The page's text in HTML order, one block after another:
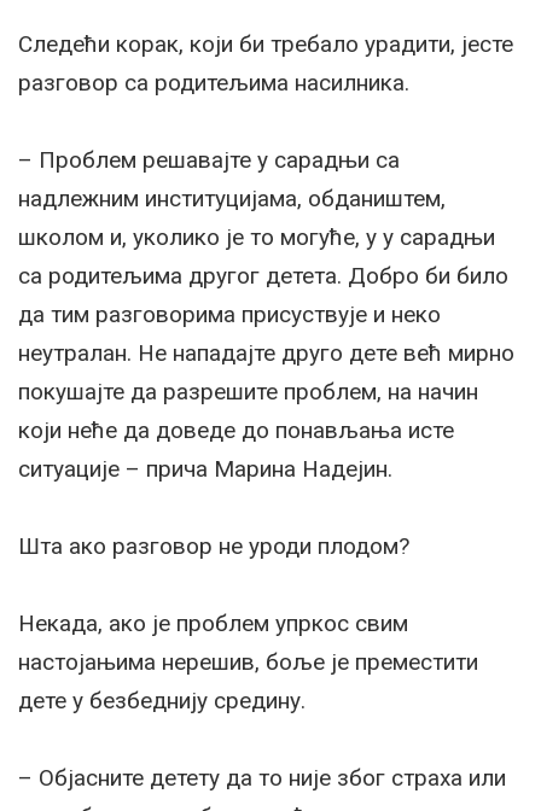
Следећи корак, који би требало урадити, јесте
разговор са родитељима насилника.
– Проблем решавајте у сарадњи са
надлежним институцијама, обдаништем,
школом и, уколико је то могуће, у у сарадњи
са родитељима другог детета. Добро би било
да тим разговорима присуствује и неко
неутралан. Не нападајте друго дете већ мирно
покушајте да разрешите проблем, на начин
који неће да доведе до понављања исте
ситуације – прича Марина Надејин.
Шта ако разговор не уроди плодом?
Некада, ако је проблем упркос свим
настојањима нерешив, боље је преместити
дете у безбеднију средину.
– Објасните детету да то није због страха или